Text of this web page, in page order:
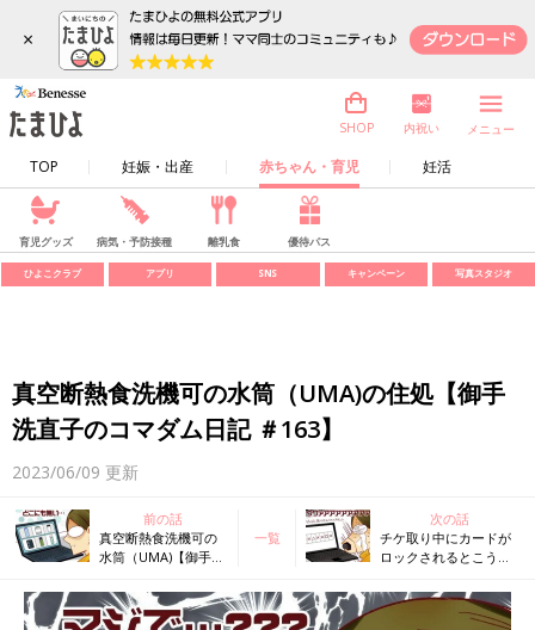
×
TOP 妊娠・出産 赤ちゃん・育児 妊活
SHOP 内祝い メニュー
育児グッズ 病気・予防接種 離乳食 優待パス
ひよこクラブ アプリ SNS キャンペーン 写真スタジオ
真空断熱食洗機可の水筒（UMA)の住処【御手
洗直子のコマダム日記 ＃163】
2023/06/09 更新
前の話
真空断熱食洗機可の
水筒（UMA)【御手洗
＃162】
一覧
次の話
チケ取り中にカードが
ロックされるとこうな
ダム日記 ＃164】